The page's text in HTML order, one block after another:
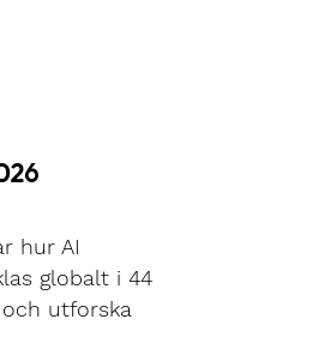
hur AI
globalt i 44
utforska